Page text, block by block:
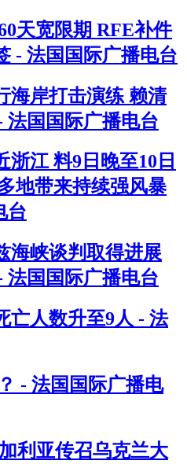
天宽限期 RFE补件
- 法国国际广播电台
海岸打击演练 赖清
法国国际广播电台
浙江 料9日晚至10日
地带来持续强风暴
台
海峡谈判取得进展
法国国际广播电台
亡人数升至9人 - 法
- 法国国际广播电
利亚传召乌克兰大